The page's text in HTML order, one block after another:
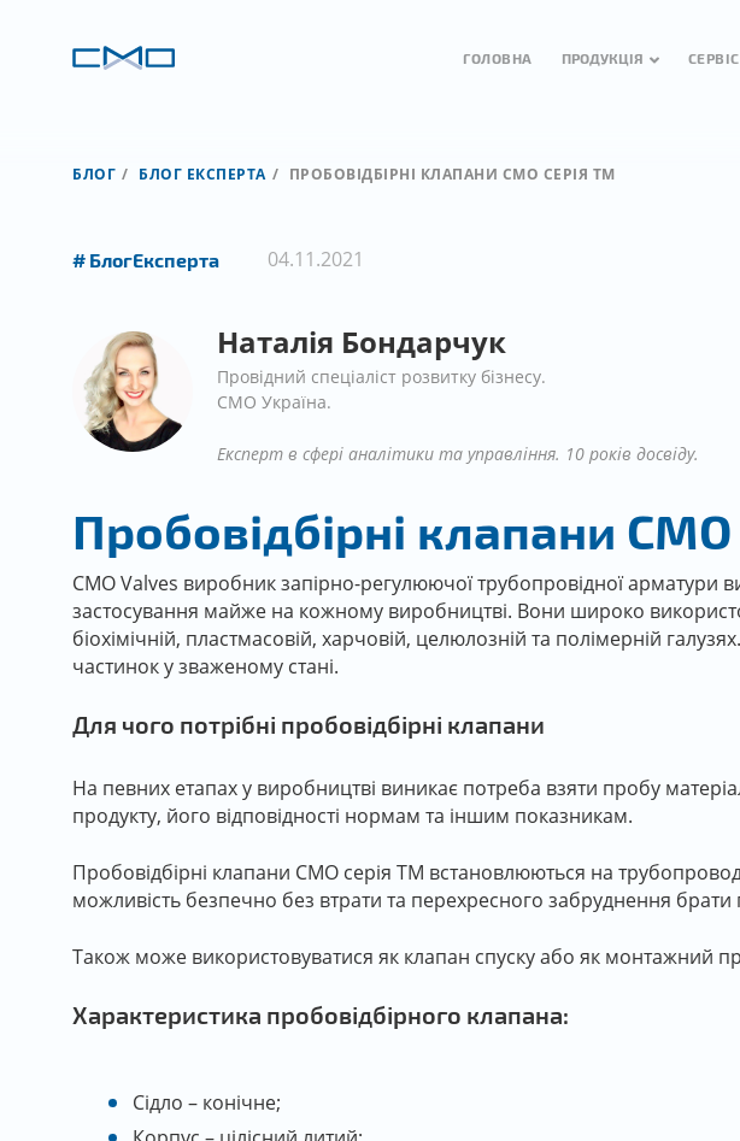
ГОЛОВНА ПРОДУКЦІЯ СЕРВІС
БЛОГ БЛОГ ЕКСПЕРТА ПРОБОВІДБІРНІ КЛАПАНИ СМО СЕРІЯ TM
БлогЕксперта 04.11.2021
Наталія Бондарчук
Провідний спеціаліст розвитку бізнесу.
СМО Україна.
Експерт в сфері аналітики та управління. 10 років досвіду.
Пробовідбірні клапани СМО
СМО Valves виробник запірно-регулюючої трубопровідної арматури
застосування майже на кожному виробництві. Вони широко
біохімічній, пластмасовій, харчовій, целюлозній та полімерній
частинок у зваженому стані.
Для чого потрібні пробовідбірні клапани
На певних етапах у виробництві виникає потреба взяти пробу
продукту, його відповідності нормам та іншим показникам.
Пробовідбірні клапани СМО серія TM встановлюються на
можливість безпечно без втрати та перехресного забруднення брати
Також може використовуватися як клапан спуску або як монтажний
Характеристика пробовідбірного клапана:
Сідло – конічне;